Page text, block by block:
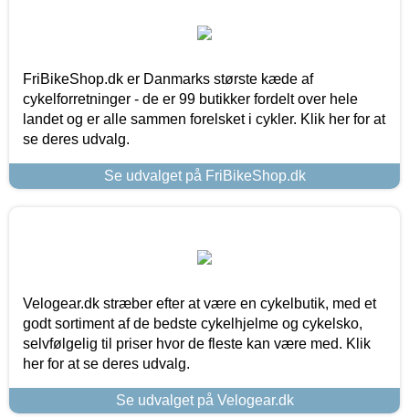
FriBikeShop.dk er Danmarks største kæde af
cykelforretninger - de er 99 butikker fordelt over hele
landet og er alle sammen forelsket i cykler. Klik her for at
se deres udvalg.
Se udvalget på FriBikeShop.dk
Velogear.dk stræber efter at være en cykelbutik, med et
godt sortiment af de bedste cykelhjelme og cykelsko,
selvfølgelig til priser hvor de fleste kan være med. Klik
her for at se deres udvalg.
Se udvalget på Velogear.dk